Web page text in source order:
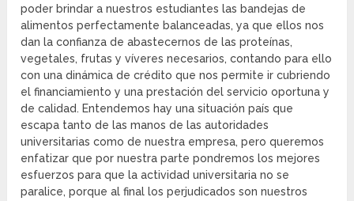
poder brindar a nuestros estudiantes las bandejas de
alimentos perfectamente balanceadas, ya que ellos nos
dan la confianza de abastecernos de las proteínas,
vegetales, frutas y víveres necesarios, contando para ello
con una dinámica de crédito que nos permite ir cubriendo
el financiamiento y una prestación del servicio oportuna y
de calidad. Entendemos hay una situación país que
escapa tanto de las manos de las autoridades
universitarias como de nuestra empresa, pero queremos
enfatizar que por nuestra parte pondremos los mejores
esfuerzos para que la actividad universitaria no se
paralice, porque al final los perjudicados son nuestros